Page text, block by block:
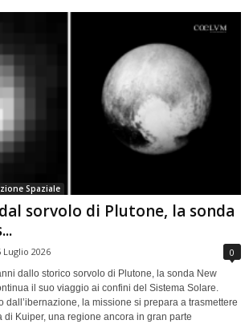
Spaziale
sorvolo di Plutone, la sonda
Luglio 2026 0
dallo storico sorvolo di Plutone, la sonda New
il suo viaggio ai confini del Sistema Solare.
dall’ibernazione, la missione si prepara a trasmettere
di Kuiper, una regione ancora in gran parte